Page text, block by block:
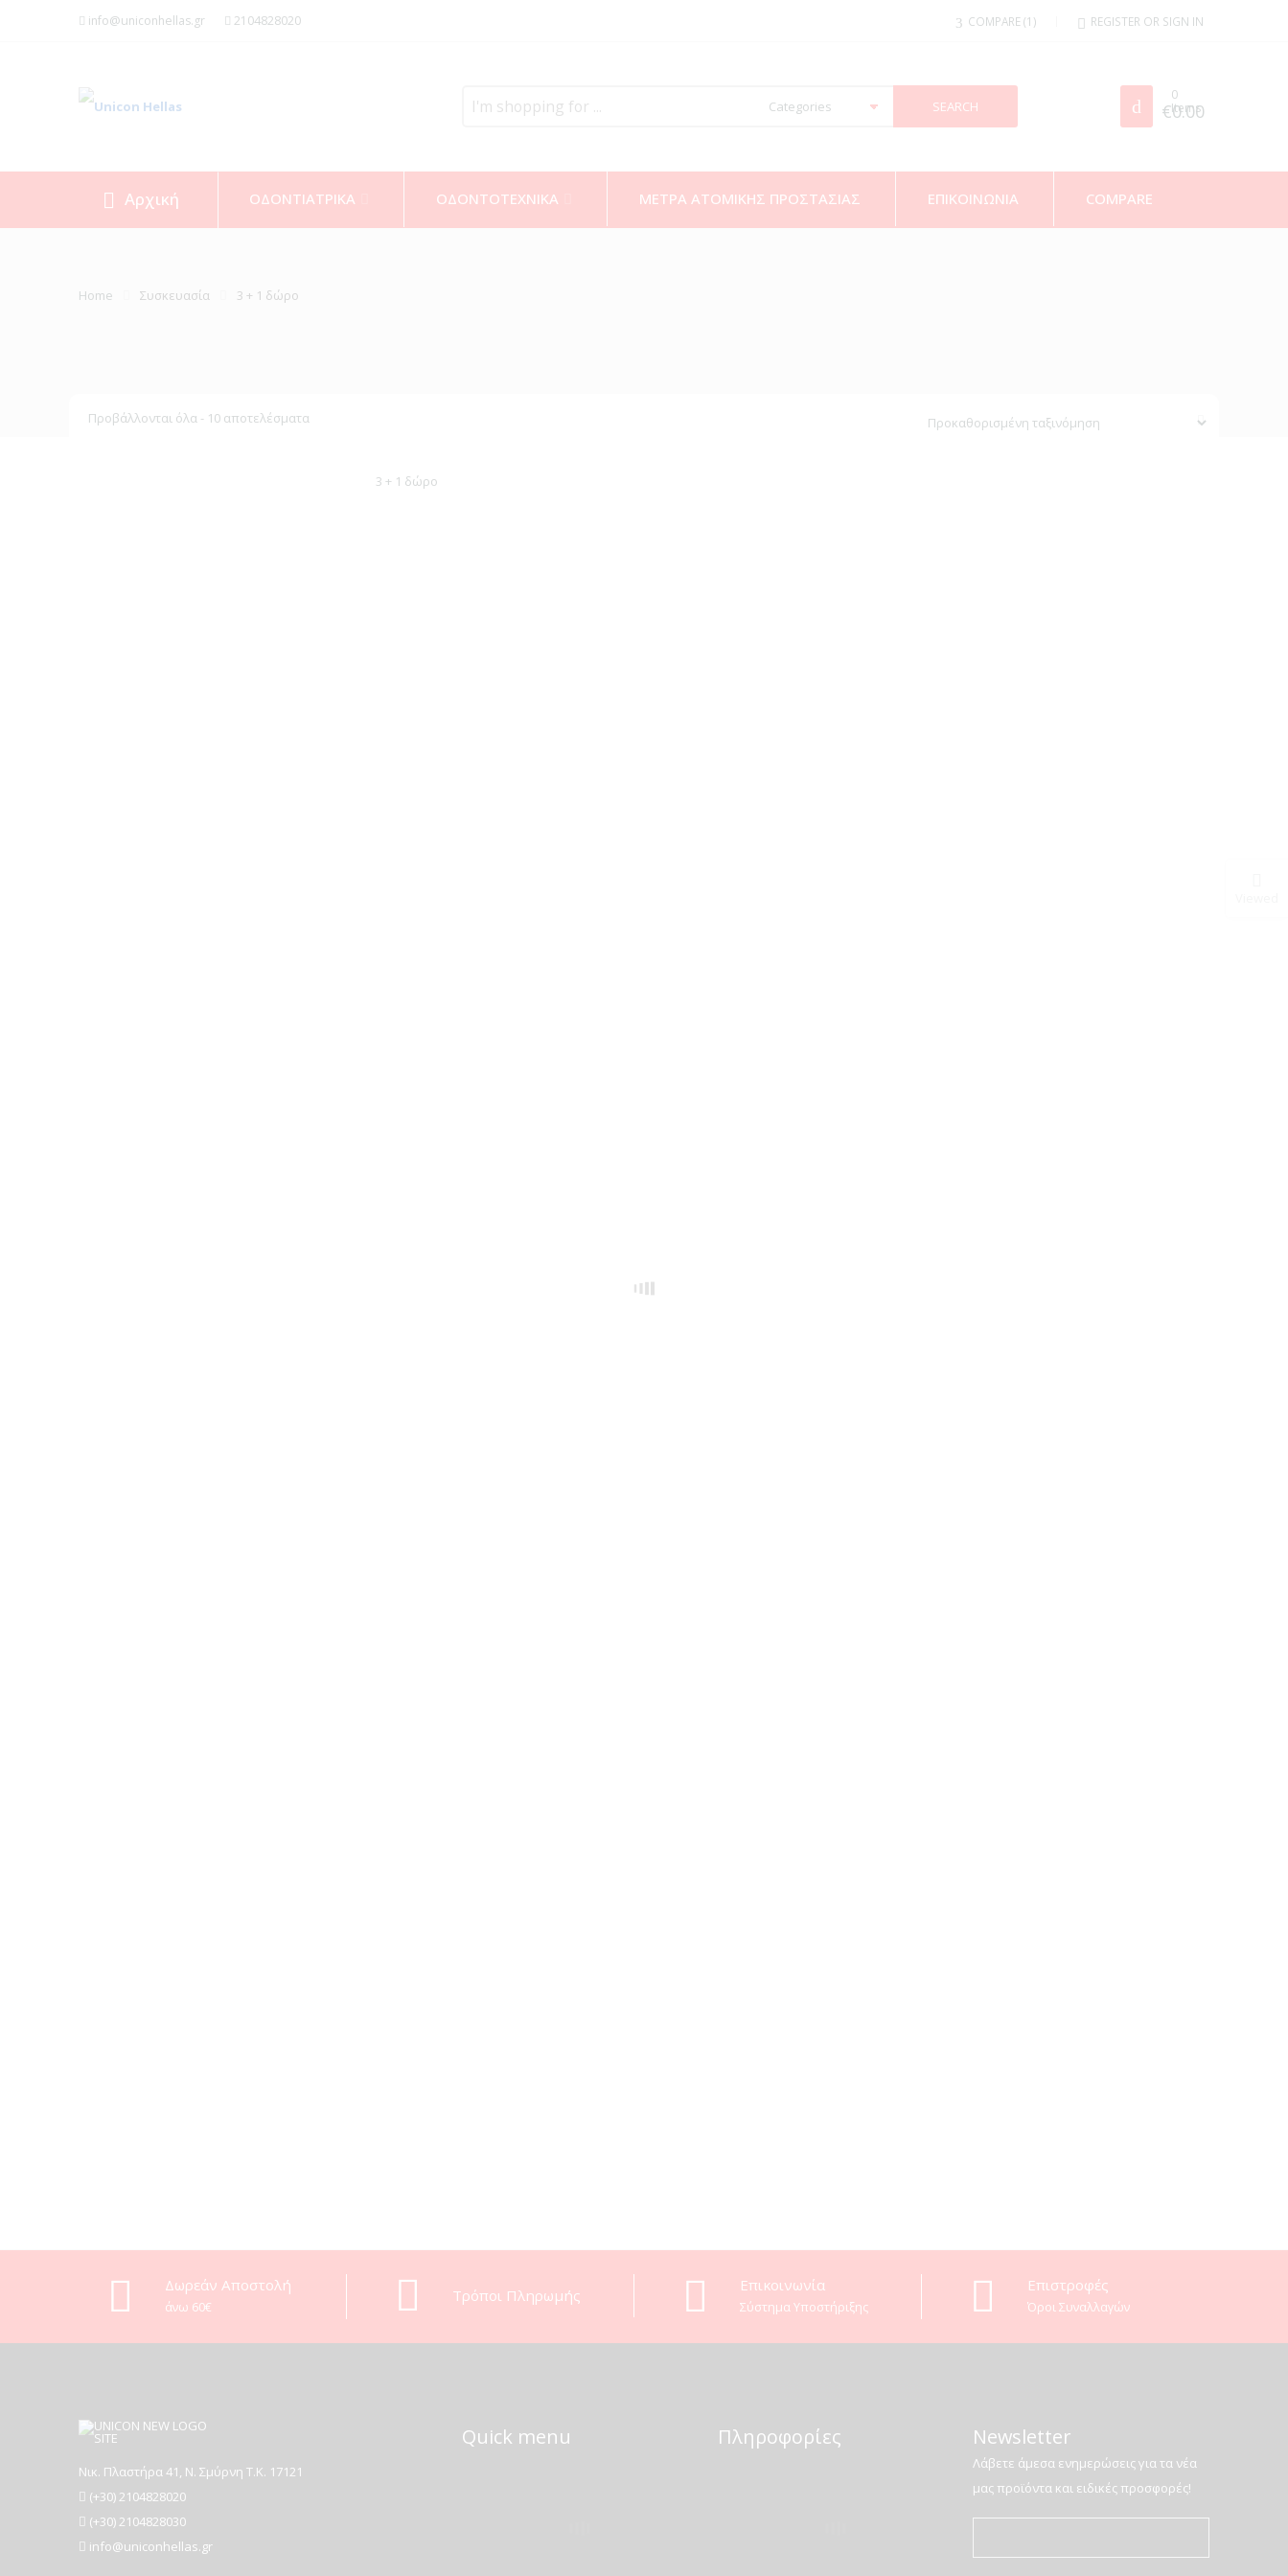
info@uniconhellas.gr 2104828020 COMPARE 1 REGISTER OR SIGN IN
here
0
Items
€0.00
Αρχική ΟΔΟΝΤΙΑΤΡΙΚΑ ΟΔΟΝΤΟΤΕΧΝΙΚΑ ΜΕΤΡΑ ΑΤΟΜΙΚΗΣ ΠΡΟΣΤΑΣΙΑΣ ΕΠΙΚΟΙΝΩΝΙΑ COMPARE
Home Συσκευασία 3 + 1 δώρο
Προβάλλονται όλα - 10 αποτελέσματα
3 + 1 δώρο
Δωρεάν Αποστολή
άνω 60€
Τρόποι Πληρωμής
Eπικοινωνία
Σύστημα Υποστήριξης
Επιστροφές
Όροι Συναλλαγών
Νικ. Πλαστήρα 41, Ν. Σμύρνη T.K. 17121
(+30) 2104828020
(+30) 2104828030
info@uniconhellas.gr
Quick menu Πληροφορίες Newsletter
Λάβετε άμεσα ενημερώσεις για τα νέα
μας προϊόντα και ειδικές προσφορές!